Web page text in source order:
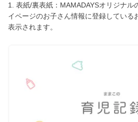
1. 表紙/裏表紙：MAMADAYSオリジナル
イページのお子さん情報に登録している
表示されます。